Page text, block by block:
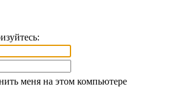
меня на этом компьютере